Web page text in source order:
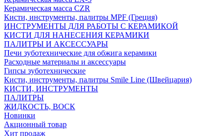
Керамическая масса CZR
Кисти, инструменты, палитры MPF (Греция)
ИНСТРУМЕНТЫ ДЛЯ РАБОТЫ С КЕРАМИКОЙ
КИСТИ ДЛЯ НАНЕСЕНИЯ КЕРАМИКИ
ПАЛИТРЫ И АКСЕССУАРЫ
Печи зуботехнические для обжига керамики
Расходные материалы и аксессуары
Гипсы зуботехнические
Кисти, инструменты, палитры Smile Line (Швейцария)
КИСТИ, ИНСТРУМЕНТЫ
ПАЛИТРЫ
ЖИДКОСТЬ, ВОСК
Новинки
Акционный товар
Хит продаж